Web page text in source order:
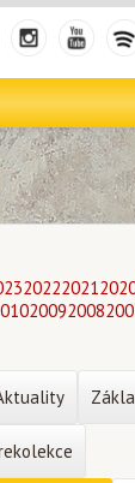
20222021
20092008